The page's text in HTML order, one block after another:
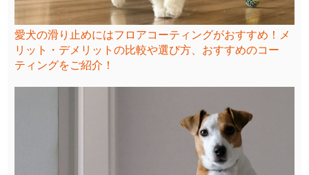
愛犬の滑り止めにはフロアコーティングがおすすめ！メ
リット・デメリットの比較や選び方、おすすめのコー
ティングをご紹介！